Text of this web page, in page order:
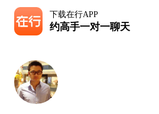
下载在行APP
约高手一对一聊天